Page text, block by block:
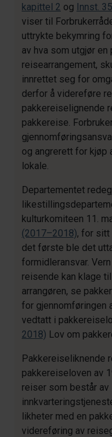
kapittel 2 og Innst.
viser til
uttrykte bekymring
av hva som utgjør
reisearrangement,
innrettet seg for
derfor å videreføre
pakkereiselignende
pakkereise.
og angrerett for kjøp
lokale.
Departementet
kulturkomiteen 11.
(2017–2018), for sitt
det første ble det
formidleransvar.
reisende kan klage
arrangøren, se
for gjennomføringen
vedtatt i
2018) Lov om
Pakkereiseliknende
pakkereiseloven av
reiser som består
likheter med en
videreføring av